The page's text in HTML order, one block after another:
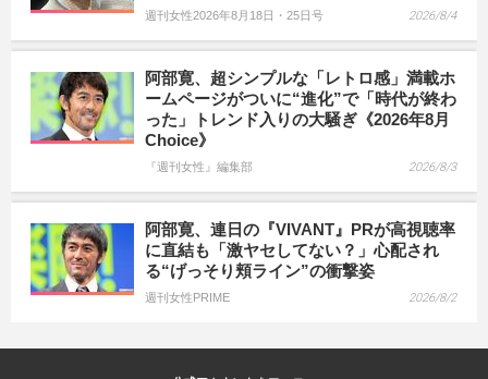
週刊女性2026年8月18日・25日号 2026/8/4
阿部寛、超シンプルな「レトロ感」満載ホ
ームページがついに“進化”で「時代が終わ
った」トレンド入りの大騒ぎ《2026年8月
Choice》
『週刊女性』編集部 2026/8/3
阿部寛、連日の『VIVANT』PRが高視聴率
に直結も「激ヤセしてない？」心配され
る“げっそり頬ライン”の衝撃姿
週刊女性PRIME 2026/8/2